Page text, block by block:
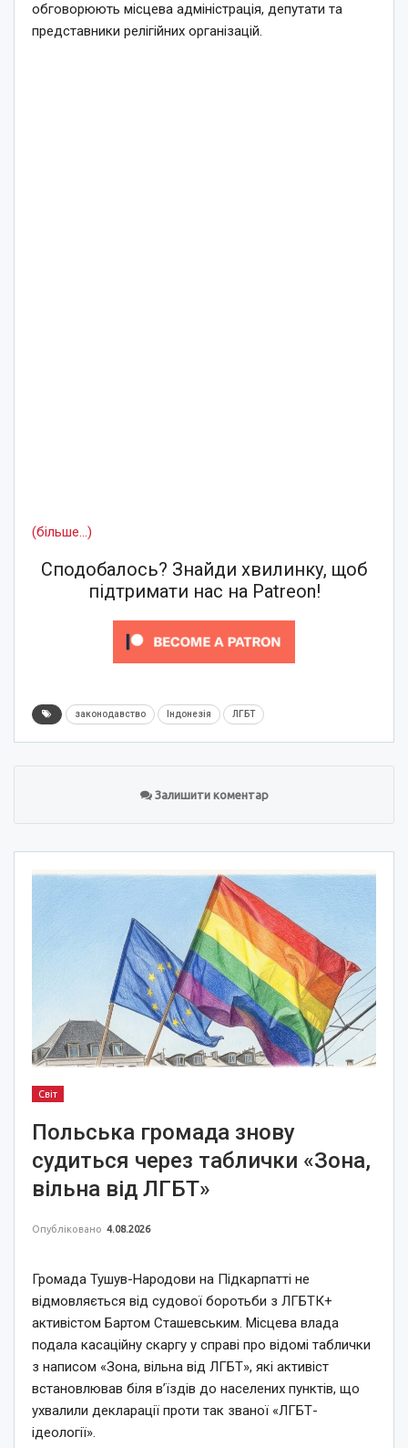
обговорюють місцева адміністрація, депутати та
представники релігійних організацій.
(більше…)
Сподобалось? Знайди хвилинку, щоб
підтримати нас на Patreon!
законодавство Індонезія ЛГБТ
Залишити коментар
Світ
Польська громада знову
судиться через таблички «Зона,
вільна від ЛГБТ»
Опубліковано 4.08.2026
Громада Тушув-Народови на Підкарпатті не
відмовляється від судової боротьби з ЛГБТК+
активістом Бартом Сташевським. Місцева влада
подала касаційну скаргу у справі про відомі таблички
з написом «Зона, вільна від ЛГБТ», які активіст
встановлював біля в’їздів до населених пунктів, що
ухвалили декларації проти так званої «ЛГБТ-
ідеології».